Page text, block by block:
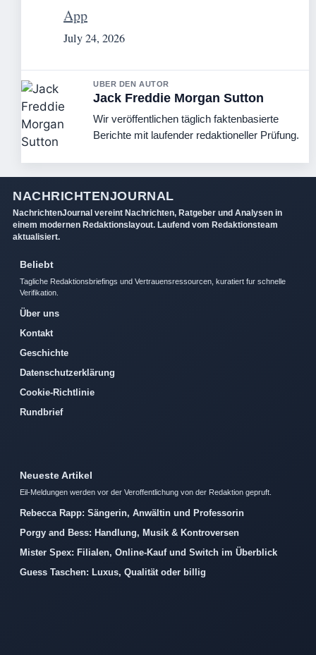
App
July 24, 2026
UBER DEN AUTOR
Jack Freddie Morgan Sutton
Wir veröffentlichen täglich faktenbasierte
Berichte mit laufender redaktioneller Prüfung.
NACHRICHTENJOURNAL
NachrichtenJournal vereint Nachrichten, Ratgeber und Analysen in
einem modernen Redaktionslayout. Laufend vom Redaktionsteam
aktualisiert.
Beliebt
Tagliche Redaktionsbriefings und Vertrauensressourcen, kuratiert fur schnelle
Verifikation.
Über uns
Kontakt
Geschichte
Datenschutzerklärung
Cookie-Richtlinie
Rundbrief
Neueste Artikel
Eil-Meldungen werden vor der Veroffentlichung von der Redaktion gepruft.
Rebecca Rapp: Sängerin, Anwältin und Professorin
Porgy and Bess: Handlung, Musik & Kontroversen
Mister Spex: Filialen, Online-Kauf und Switch im Überblick
Guess Taschen: Luxus, Qualität oder billig